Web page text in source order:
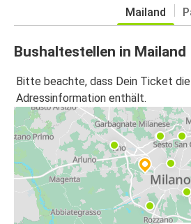
Mailand
Bushaltestellen in Mailand
Bitte beachte, dass Dein Ticket
Adressinformation enthält.